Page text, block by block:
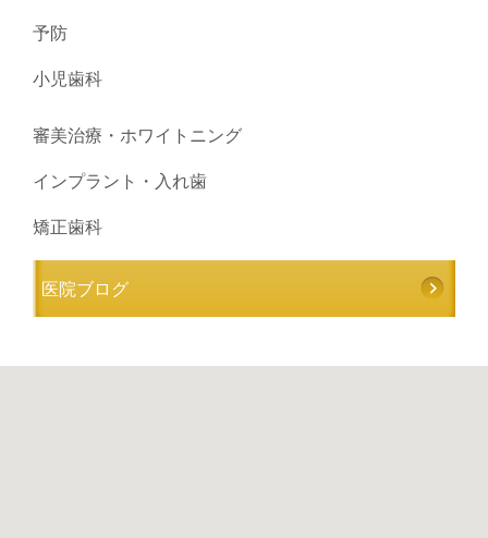
予防
小児歯科
審美治療・ホワイトニング
インプラント・入れ歯
矯正歯科
医院ブログ